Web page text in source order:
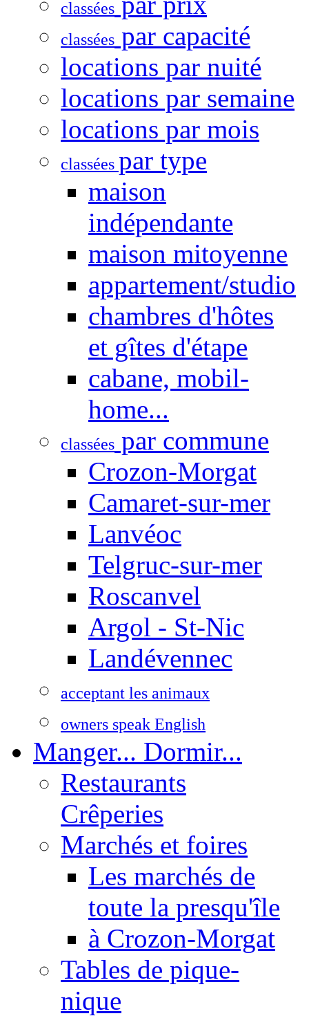
classées
classées par capacité
locations par nuité
locations par semaine
locations par mois
classées par type
maison
indépendante
maison mitoyenne
appartement/studio
chambres d'hôtes
et gîtes d'étape
cabane, mobil-
home...
classées par commune
Crozon-Morgat
Camaret-sur-mer
Lanvéoc
Telgruc-sur-mer
Roscanvel
Argol - St-Nic
Landévennec
acceptant les animaux
owners speak English
Manger... Dormir...
Restaurants
Crêperies
Marchés et foires
Les marchés de
toute la presqu'île
à Crozon-Morgat
Tables de pique-
nique